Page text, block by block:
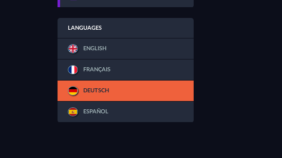
LANGUAGES
ENGLISH
FRANÇAIS
DEUTSCH
ESPAÑOL